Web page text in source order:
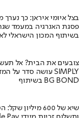
בצל איומי איראן: כך
פסגת האנרגיה במעמד
בשיתוף המכון הישראלי
צובעים את הבית? אל
מומחה BG BOND עושה סדר על המדפים ומציג את מותג הצבע SIMPLY
בשיתוף BG BOND
שיא של 600 מיליון שקל: הטוטו עושה מהפיכה